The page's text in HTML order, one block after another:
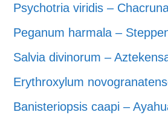
Psychotria viridis –
Peganum harmala –
Salvia divinorum –
Erythroxylum
Banisteriopsis caapi –